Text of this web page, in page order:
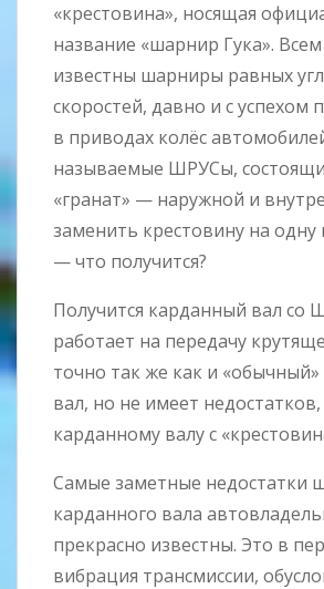
«крестовина», носящая
название «шарнир Гука».
известны шарниры равных
скоростей, давно и с успехом
в приводах колёс
называемые ШРУСы,
«гранат» — наружной и
заменить крестовину на одну
— что получится?
Получится карданный вал со
работает на передачу
точно так же как и
вал, но не имеет
карданному валу с
Самые заметные недостатки
карданного вала
прекрасно известны. Это в
вибрация трансмиссии,